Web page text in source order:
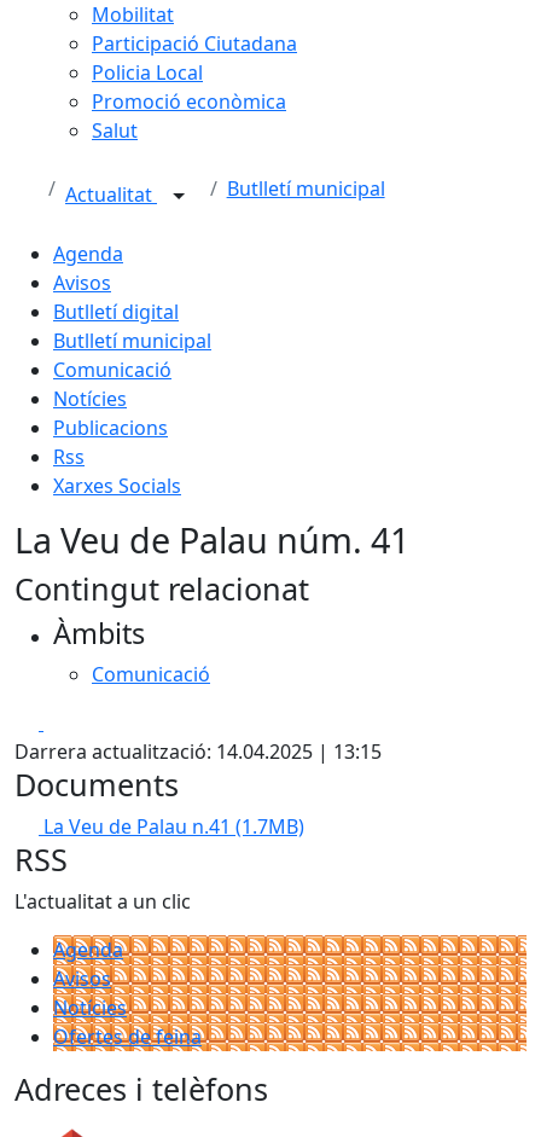
Mobilitat
Participació Ciutadana
Policia Local
Promoció econòmica
Salut
Actualitat Butlletí municipal
Agenda
Avisos
Butlletí digital
Butlletí municipal
Comunicació
Notícies
Publicacions
Rss
Xarxes Socials
La Veu de Palau núm. 41
Contingut relacionat
Àmbits
Comunicació
Darrera actualització: 14.04.2025 | 13:15
Documents
La Veu de Palau n.41 (1.7MB)
RSS
L'actualitat a un clic
Agenda
Avisos
Notícies
Ofertes de feina
Adreces i telèfons